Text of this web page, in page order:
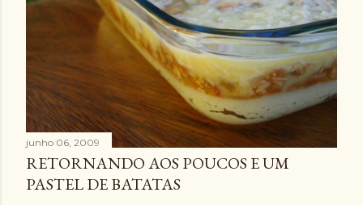
junho 06, 2009
RETORNANDO AOS POUCOS E UM
PASTEL DE BATATAS